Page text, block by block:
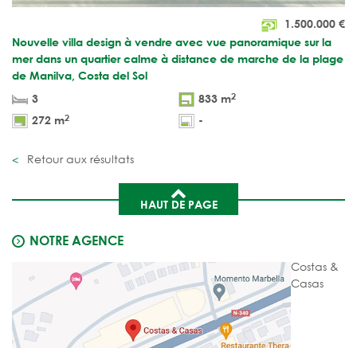
1.500.000 €
Nouvelle villa design à vendre avec vue panoramique sur la
mer dans un quartier calme à distance de marche de la plage
de Manilva, Costa del Sol
3
833 m2
272 m2 -
Retour aux résultats
HAUT DE PAGE
NOTRE AGENCE
Costas &
Casas